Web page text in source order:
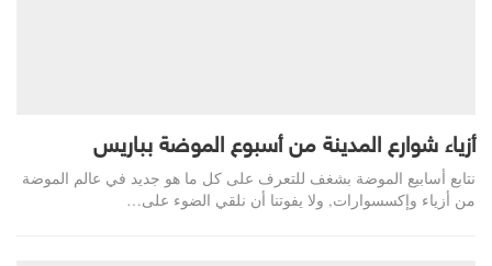
أزياء شوارع المدينة من أسبوع الموضة بباريس
نتابع أسابيع الموضة بشغف للتعرف على كل ما هو جديد في عالم الموضة
من أزياء وإكسسوارات, ولا يفوتنا أن نلقي الضوء على…